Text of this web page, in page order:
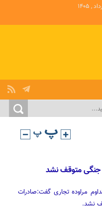
جنگی متوقف نشد
مراوده تجاری گفت:صادرات
نشد.